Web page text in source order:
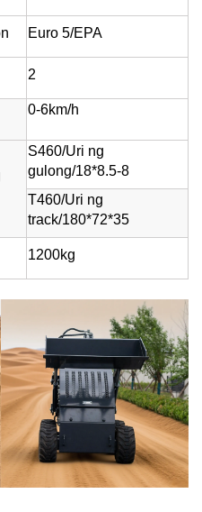
Euro 5/EPA
2
0-6km/h
S460/Uri ng
gulong/18*8.5-8
T460/Uri ng
track/180*72*35
1200kg